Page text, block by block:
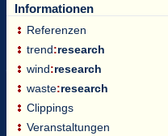
Informationen
Referenzen
trend:research
wind:research
waste:research
Clippings
Veranstaltungen